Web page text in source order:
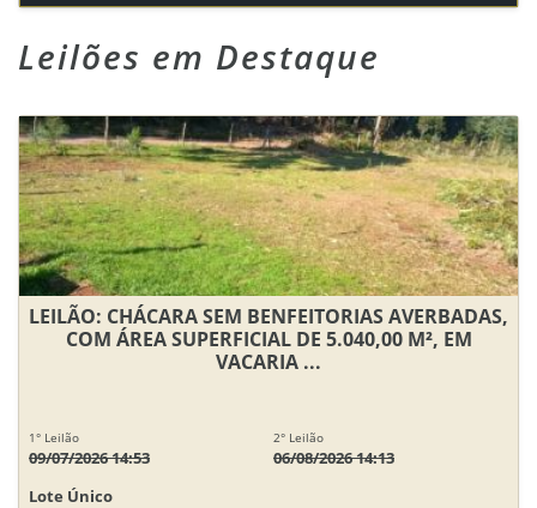
Leilões em Destaque
LEILÃO: CHÁCARA SEM BENFEITORIAS AVERBADAS,
COM ÁREA SUPERFICIAL DE 5.040,00 M², EM
VACARIA ...
1° Leilão
09/07/2026 14:53
2° Leilão
06/08/2026 14:13
Lote Único